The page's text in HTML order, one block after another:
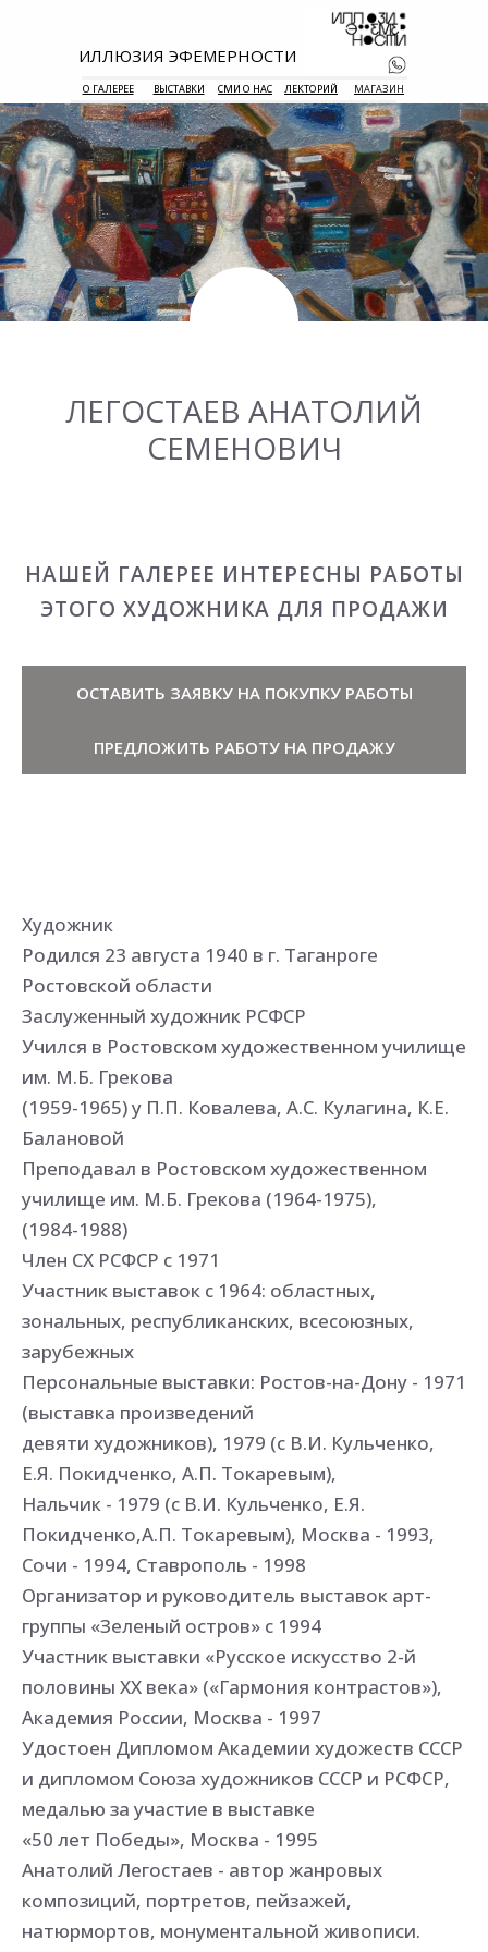
МАГАЗИН
ЛЕКТОРИЙ
СМИ О НАС
ВЫСТАВКИ
О ГАЛЕРЕЕ
ИЛЛЮЗИЯ ЭФЕМЕРНОСТИ
+7 938 177
ЛЕГОСТАЕВ АНАТОЛИЙ
СЕМЕНОВИЧ
НАШЕЙ ГАЛЕРЕЕ ИНТЕРЕСНЫ РАБОТЫ
ЭТОГО ХУДОЖНИКА ДЛЯ ПРОДАЖИ
ОСТАВИТЬ ЗАЯВКУ НА ПОКУПКУ РАБОТЫ
ПРЕДЛОЖИТЬ РАБОТУ НА ПРОДАЖУ
Художник
Родился 23 августа 1940 в г. Таганроге
Ростовской области
Заслуженный художник РСФСР
Учился в Ростовском художественном училище
им. М.Б. Грекова
(1959-1965) у П.П. Ковалева, А.С. Кулагина, К.Е.
Балановой
Преподавал в Ростовском художественном
училище им. М.Б. Грекова (1964-1975),
(1984-1988)
Член СХ РСФСР с 1971
Участник выставок с 1964: областных,
зональных, республиканских, всесоюзных,
зарубежных
Персональные выставки: Ростов-на-Дону - 1971
(выставка произведений
девяти художников), 1979 (с В.И. Кульченко,
Е.Я. Покидченко, А.П. Токаревым),
Нальчик - 1979 (с В.И. Кульченко, Е.Я.
Покидченко,А.П. Токаревым), Москва - 1993,
Сочи - 1994, Ставрополь - 1998
Организатор и руководитель выставок арт-
группы «Зеленый остров» с 1994
Участник выставки «Русское искусство 2-й
половины ХХ века» («Гармония контрастов»),
Академия России, Москва - 1997
Удостоен Дипломом Академии художеств СССР
и дипломом Союза художников СССР и РСФСР,
медалью за участие в выставке
«50 лет Победы», Москва - 1995
Анатолий Легостаев - автор жанровых
композиций, портретов, пейзажей,
натюрмортов, монументальной живописи.